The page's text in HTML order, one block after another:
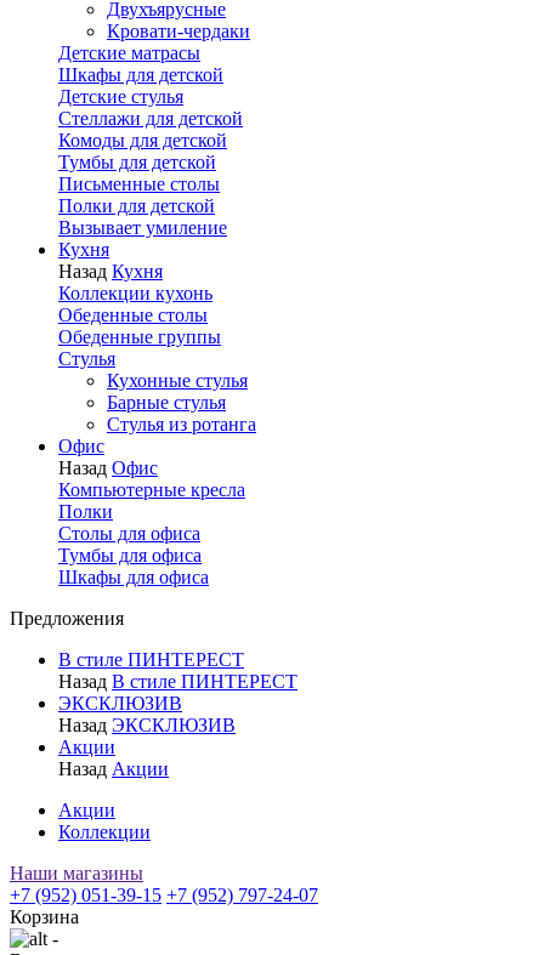
Двухъярусные
Кровати-чердаки
Детские матрасы
Шкафы для детской
Детские стулья
Стеллажи для детской
Комоды для детской
Тумбы для детской
Письменные столы
Полки для детской
Вызывает умиление
Кухня
Назад Кухня
Коллекции кухонь
Обеденные столы
Обеденные группы
Стулья
Кухонные стулья
Барные стулья
Стулья из ротанга
Офис
Назад Офис
Компьютерные кресла
Полки
Столы для офиса
Тумбы для офиса
Шкафы для офиса
Предложения
В стиле ПИНТЕРЕСТ
Назад В стиле ПИНТЕРЕСТ
ЭКСКЛЮЗИВ
Назад ЭКСКЛЮЗИВ
Акции
Назад Акции
Акции
Коллекции
Наши магазины
+7 (952) 051-39-15 +7 (952) 797-24-07
Корзина
-